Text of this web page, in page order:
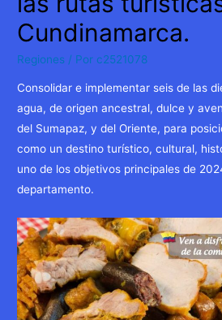
Cundinamarca.
Regiones / Por c2521078
Consolidar e implementar seis de las
agua, de origen ancestral, dulce y
del Sumapaz, y del Oriente, para
como un destino turístico, cultural,
uno de los objetivos principales de
departamento.